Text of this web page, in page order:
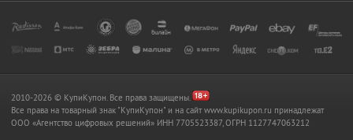
2010-2026 © КупиКупон. Все права защищены.
Все права на товарный знак "КупиКупон" и на сайт www.kupikupon.ru принадлежат
OOO «Агентство цифровых решений» ИНН 7705523387, ОГРН 1127747063212